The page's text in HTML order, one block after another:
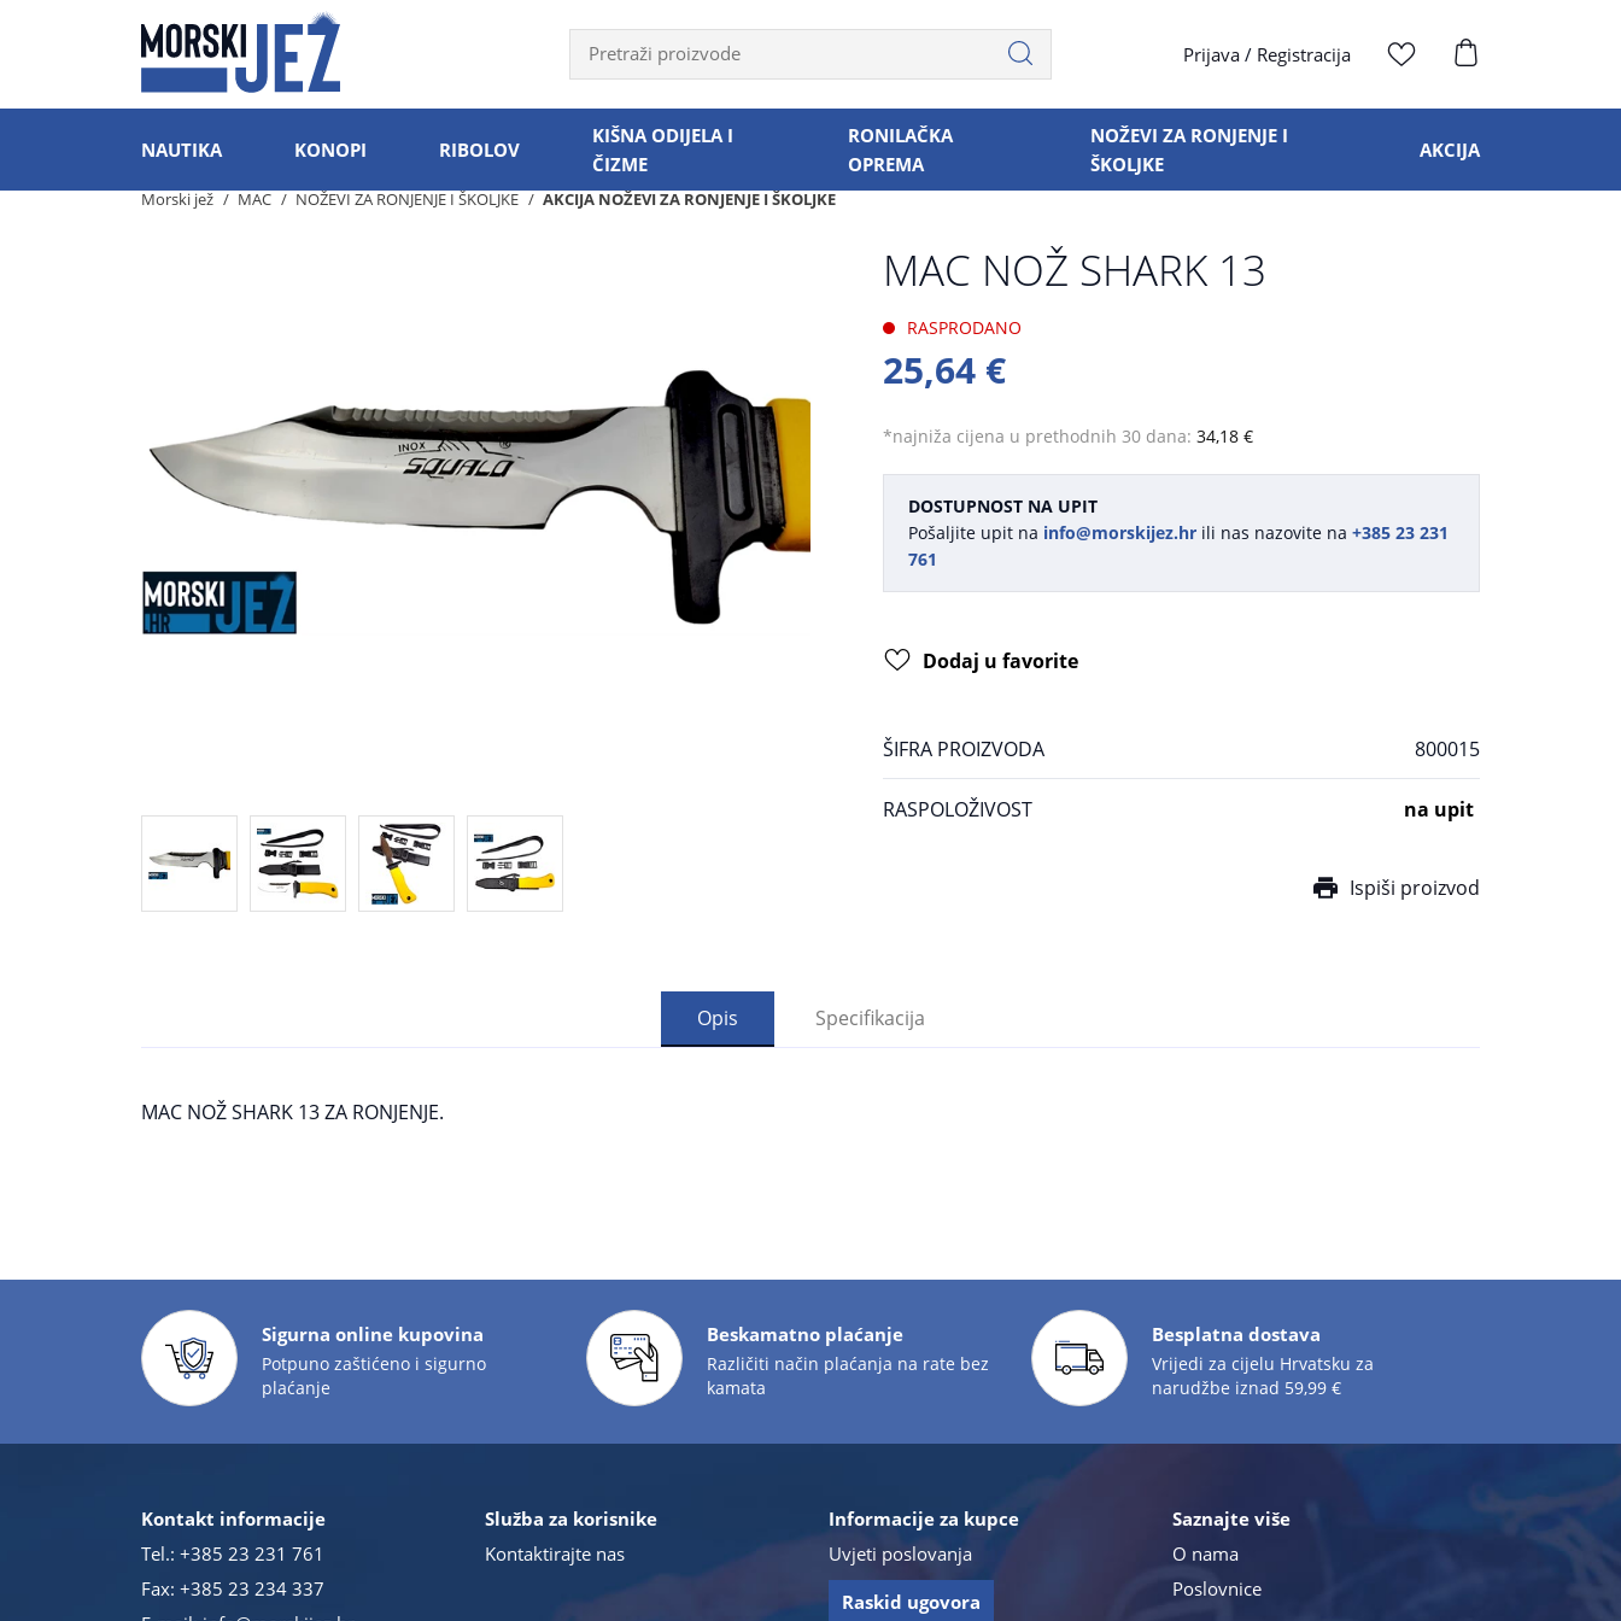
Prijava / Registracija
NAUTIKA KONOPI RIBOLOV
KIŠNA ODIJELA I
ČIZME
RONILAČKA
OPREMA
NOŽEVI ZA RONJENJE I
ŠKOLJKE
AKCIJA
Morski jež MAC NOŽEVI ZA RONJENJE I ŠKOLJKE AKCIJA NOŽEVI ZA RONJENJE I ŠKOLJKE
MAC NOŽ SHARK 13
RASPRODANO
25,64 €
*najniža cijena u prethodnih 30 dana: 34,18 €
DOSTUPNOST NA UPIT
Pošaljite upit na info@morskijez.hr ili nas nazovite na +385 23 231
761
Dodaj u favorite
ŠIFRA PROIZVODA 800015
RASPOLOŽIVOST na upit
Ispiši proizvod
Opis Specifikacija
MAC NOŽ SHARK 13 ZA RONJENJE.
Sigurna online kupovina
Potpuno zaštićeno i sigurno
plaćanje
Beskamatno plaćanje
Različiti način plaćanja na rate bez
kamata
Besplatna dostava
Vrijedi za cijelu Hrvatsku za
narudžbe iznad 59,99 €
Kontakt informacije
Tel.: +385 23 231 761
Fax: +385 23 234 337
Služba za korisnike
Kontaktirajte nas
Informacije za kupce
Uvjeti poslovanja
Raskid ugovora
Saznajte više
O nama
Poslovnice